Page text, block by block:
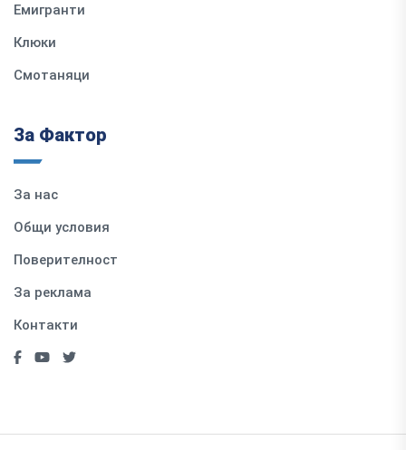
Емигранти
Клюки
Смотаняци
За Фактор
За нас
Общи условия
Поверителност
За реклама
Контакти